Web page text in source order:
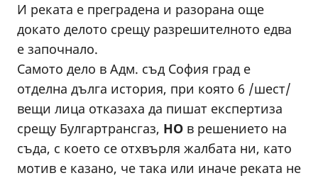
И реката е преградена и разорана още
докато делото срещу разрешителното едва
е започнало.
Самото дело в Адм. съд София град е
отделна дълга история, при която 6 /шест/
вещи лица отказаха да пишат експертиза
срещу Булгартрансгаз, НО в решението на
съда, с което се отхвърля жалбата ни, като
мотив е казано, че така или иначе реката не